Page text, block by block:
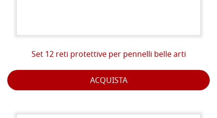
Set 12 reti protettive per pennelli belle arti
ACQUISTA